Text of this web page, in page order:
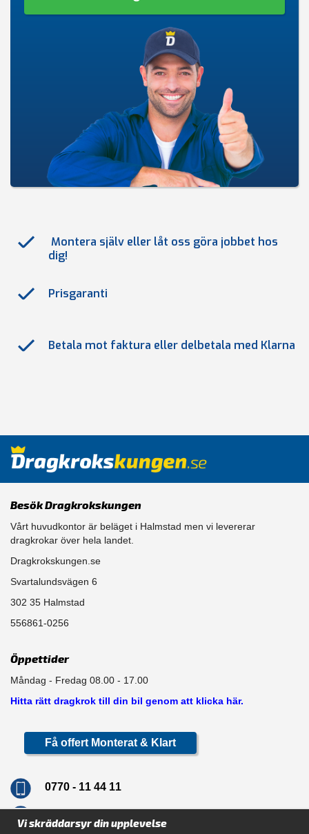
Montera själv eller låt oss göra jobbet hos
dig!
Prisgaranti
Betala mot faktura eller delbetala med Klarna
Besök Dragkrokskungen
Vårt huvudkontor är beläget i Halmstad men vi levererar
dragkrokar över hela landet.
Dragkrokskungen.se
Svartalundsvägen 6
302 35 Halmstad
556861-0256
Öppettider
Måndag - Fredag 08.00 - 17.00
Hitta rätt dragkrok till din bil genom att klicka här.
Få offert Monterat & Klart
0770 - 11 44 11
Vi skräddarsyr din upplevelse